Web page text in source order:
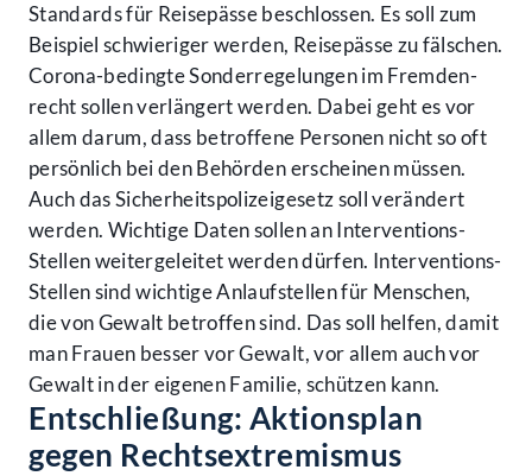
Standards für Reise­pässe beschlossen. Es soll zum
Beispiel schwieriger werden, Reise­pässe zu fälschen.
Corona-bedingte Sonder­regelungen im Fremden­
recht sollen verlängert werden. Dabei geht es vor
allem darum, dass betroffene Personen nicht so oft
persönlich bei den Behörden erscheinen müssen.
Auch das Sicher­heits­polizei­gesetz soll verändert
werden. Wichtige Daten sollen an Inter­ventions-
Stellen weiter­geleitet werden dürfen. Inter­ventions-
Stellen sind wichtige Anlauf­stellen für Menschen,
die von Gewalt betroffen sind. Das soll helfen, damit
man Frauen besser vor Gewalt, vor allem auch vor
Gewalt in der eigenen Familie, schützen kann.
Entschließung: Aktions­plan
gegen Rechts­extre­mismus